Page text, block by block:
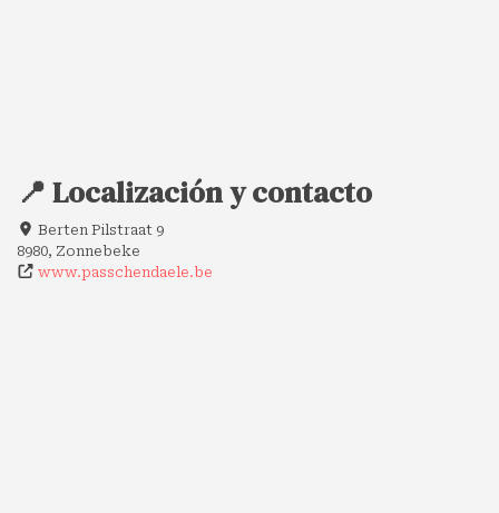
📍 Localización y contacto
Berten Pilstraat 9
8980, Zonnebeke
www.passchendaele.be